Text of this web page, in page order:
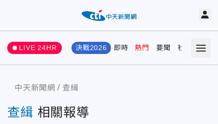
LIVE 24HR 決戰2026 即時 熱門 要聞 社會 娛樂
中天新聞網 查緝
查緝 相關報導